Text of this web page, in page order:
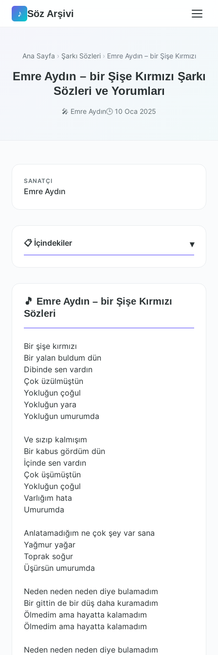
♪ Söz Arşivi
Ana Sayfa › Şarkı Sözleri › Emre Aydın – bir Şişe Kırmızı
Emre Aydın – bir Şişe Kırmızı Şarkı
Sözleri ve Yorumları
🎤 Emre Aydın🕒 10 Oca 2025
SANATÇI
Emre Aydın
📋 İçindekiler ▾
🎵 Emre Aydın – bir Şişe Kırmızı
Sözleri
Bir şişe kırmızı
Bir yalan buldum dün
Dibinde sen vardın
Çok üzülmüştün
Yokluğun çoğul
Yokluğun yara
Yokluğun umurumda
Ve sızıp kalmışım
Bir kabus gördüm dün
İçinde sen vardın
Çok üşümüştün
Yokluğun çoğul
Varlığım hata
Umurumda
Anlatamadığım ne çok şey var sana
Yağmur yağar
Toprak soğur
Üşürsün umurumda
Neden neden neden diye bulamadım
Bir gittin de bir düş daha kuramadım
Ölmedim ama hayatta kalamadım
Ölmedim ama hayatta kalamadım
Neden neden neden diye bulamadım